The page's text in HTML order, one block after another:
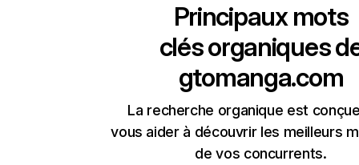
Principaux mots
clés organiques
gtomanga.com
La recherche organique est
vous aider à découvrir les meilleurs
de vos concurrents.